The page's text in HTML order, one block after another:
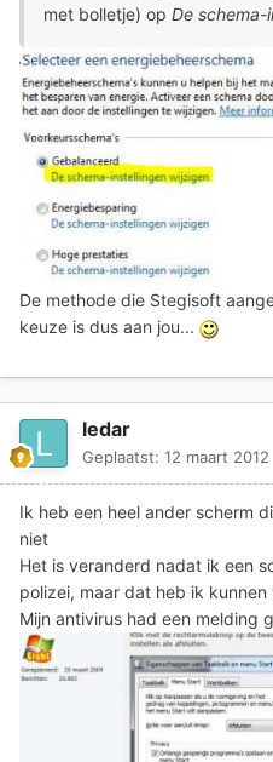
met bolletje) op De schema-
De methode die Stegisoft
keuze is dus aan jou...
ledar
Geplaatst: 12 maart 2012
Ik heb een heel ander scherm
niet
Het is veranderd nadat ik een
polizei, maar dat heb ik kunnen
Mijn antivirus had een melding